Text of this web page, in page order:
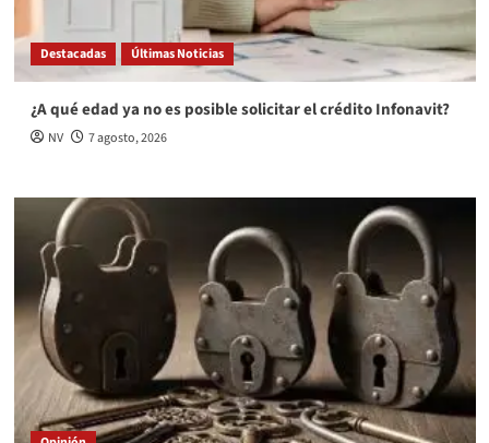
Destacadas Últimas Noticias
¿A qué edad ya no es posible solicitar el crédito Infonavit?
NV 7 agosto, 2026